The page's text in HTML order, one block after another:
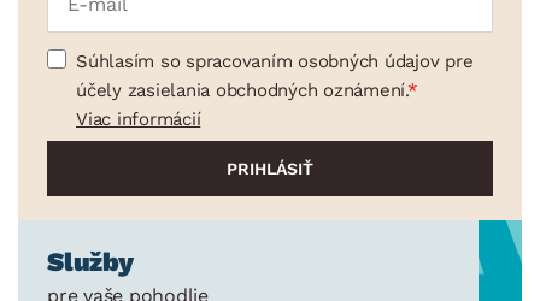
Súhlasím so spracovaním osobných údajov pre
účely zasielania obchodných oznámení.
Viac informácií
Služby
pre vaše pohodlie